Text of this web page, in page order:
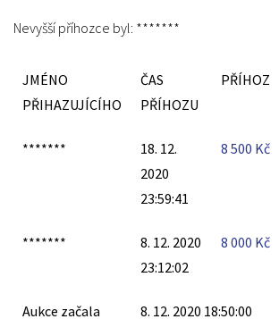
Nevyšší příhozce byl: *******
JMÉNO
PŘIHAZUJÍCÍHO
ČAS
PŘÍHOZU
PŘÍHOZ
*******
18. 12.
2020
23:59:41
8 500 Kč
*******
8. 12. 2020
23:12:02
8 000 Kč
Aukce začala 8. 12. 2020 18:50:00